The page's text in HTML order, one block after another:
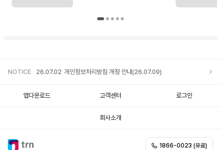
NOTICE 26.07.02 개인정보처리방침 개정 안내(26.07.09)
앱다운로드 고객센터 로그인
회사소개
1866-0023 (유료)